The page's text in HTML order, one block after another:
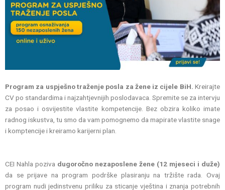
Program za uspješno traženje posla za žene iz cijele BiH. Kreirajte
CV po standardima i najzahtjevnijih poslodavaca. Spremite se za intervju
za posao i osvijestite vlastite kompetencije. Bez obzira koliko imate
radnog iskustva, tu smo da vam pomognemo da mapirate vlastite snage
i komptencije i kreiramo karijerni plan.
CEI Nahla poziva dugoročno nezaposlene žene (12 mjeseci i duže)
da se prijave na program podrške plasiranju na tržište rada. Ovaj
program nudi jedinstvenu priliku za sticanje vještina i znanja potrebnih